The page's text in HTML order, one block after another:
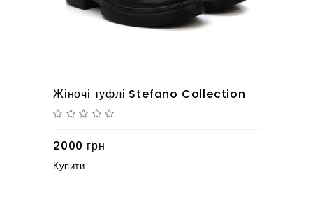
Жіночі туфлі Stefano Collection
2000 грн
Купити